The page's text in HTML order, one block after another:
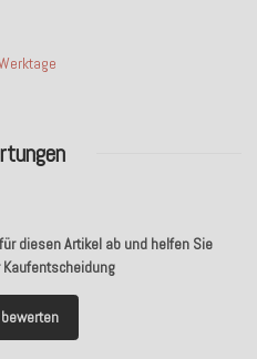
diesen Artikel ab und helfen Sie